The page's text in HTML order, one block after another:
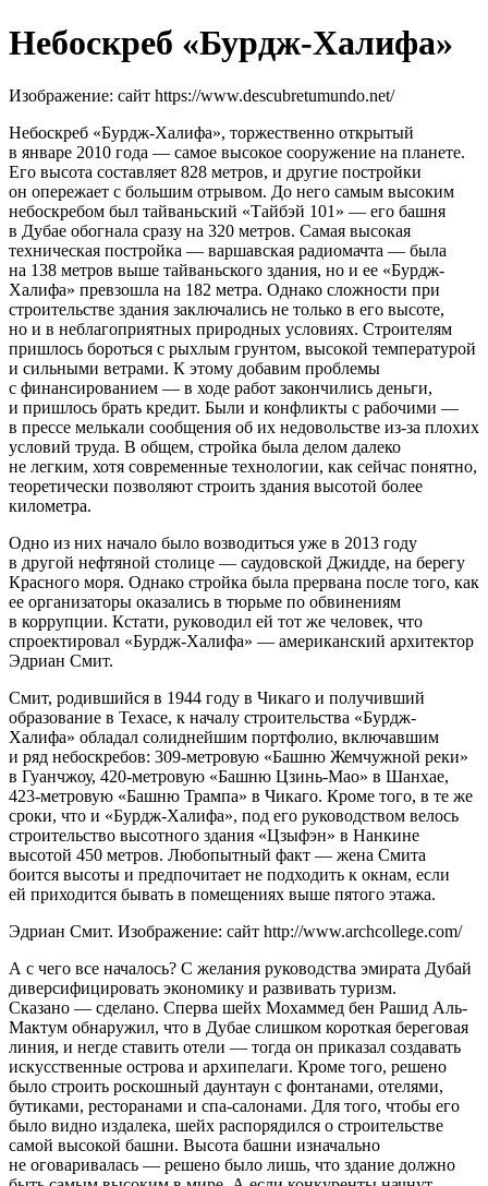
Небоскреб «Бурдж-Халифа»
Изображение: сайт https://www.descubretumundo.net/
Небоскреб «Бурдж-Халифа», торжественно открытый
в январе 2010 года — самое высокое сооружение на планете.
Его высота составляет 828 метров, и другие постройки
он опережает с большим отрывом. До него самым высоким
небоскребом был тайваньский «Тайбэй 101» — его башня
в Дубае обогнала сразу на 320 метров. Самая высокая
техническая постройка — варшавская радиомачта — была
на 138 метров выше тайваньского здания, но и ее «Бурдж-
Халифа» превзошла на 182 метра. Однако сложности при
строительстве здания заключались не только в его высоте,
но и в неблагоприятных природных условиях. Строителям
пришлось бороться с рыхлым грунтом, высокой температурой
и сильными ветрами. К этому добавим проблемы
с финансированием — в ходе работ закончились деньги,
и пришлось брать кредит. Были и конфликты с рабочими —
в прессе мелькали сообщения об их недовольстве из-за плохих
условий труда. В общем, стройка была делом далеко
не легким, хотя современные технологии, как сейчас понятно,
теоретически позволяют строить здания высотой более
километра.
Одно из них начало было возводиться уже в 2013 году
в другой нефтяной столице — саудовской Джидде, на берегу
Красного моря. Однако стройка была прервана после того, как
ее организаторы оказались в тюрьме по обвинениям
в коррупции. Кстати, руководил ей тот же человек, что
спроектировал «Бурдж-Халифа» — американский архитектор
Эдриан Смит.
Смит, родившийся в 1944 году в Чикаго и получивший
образование в Техасе, к началу строительства «Бурдж-
Халифа» обладал солиднейшим портфолио, включавшим
и ряд небоскребов: 309-метровую «Башню Жемчужной реки»
в Гуанчжоу, 420-метровую «Башню Цзинь-Мао» в Шанхае,
423-метровую «Башню Трампа» в Чикаго. Кроме того, в те же
сроки, что и «Бурдж-Халифа», под его руководством велось
строительство высотного здания «Цзыфэн» в Нанкине
высотой 450 метров. Любопытный факт — жена Смита
боится высоты и предпочитает не подходить к окнам, если
ей приходится бывать в помещениях выше пятого этажа.
Эдриан Смит. Изображение: сайт http://www.archcollege.com/
А с чего все началось? С желания руководства эмирата Дубай
диверсифицировать экономику и развивать туризм.
Сказано — сделано. Сперва шейх Мохаммед бен Рашид Аль-
Мактум обнаружил, что в Дубае слишком короткая береговая
линия, и негде ставить отели — тогда он приказал создавать
искусственные острова и архипелаги. Кроме того, решено
было строить роскошный даунтаун с фонтанами, отелями,
бутиками, ресторанами и спа-салонами. Для того, чтобы его
было видно издалека, шейх распорядился о строительстве
самой высокой башни. Высота башни изначально
не оговаривалась — решено было лишь, что здание должно